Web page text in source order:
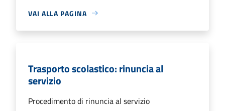
VAI ALLA PAGINA
Trasporto scolastico: rinuncia al
servizio
Procedimento di rinuncia al servizio